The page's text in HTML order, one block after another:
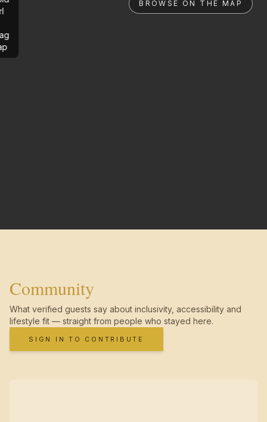
BROWSE ON THE MAP
Community
What verified guests say about inclusivity, accessibility and
lifestyle fit — straight from people who stayed here.
SIGN IN TO CONTRIBUTE